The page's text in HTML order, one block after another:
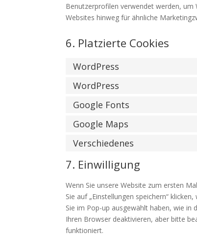
Benutzerprofilen verwendet werden, um
Websites hinweg für ähnliche
6. Platzierte Cookies
WordPress
WordPress
Google Fonts
Google Maps
Verschiedenes
7. Einwilligung
Wenn Sie unsere Website zum ersten
Sie auf „Einstellungen speichern“
Sie im Pop-up ausgewählt haben, wie in
Ihren Browser deaktivieren, aber bitte
funktioniert.